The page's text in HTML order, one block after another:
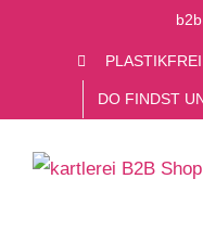
PLASTIKFREI
DO FINDST